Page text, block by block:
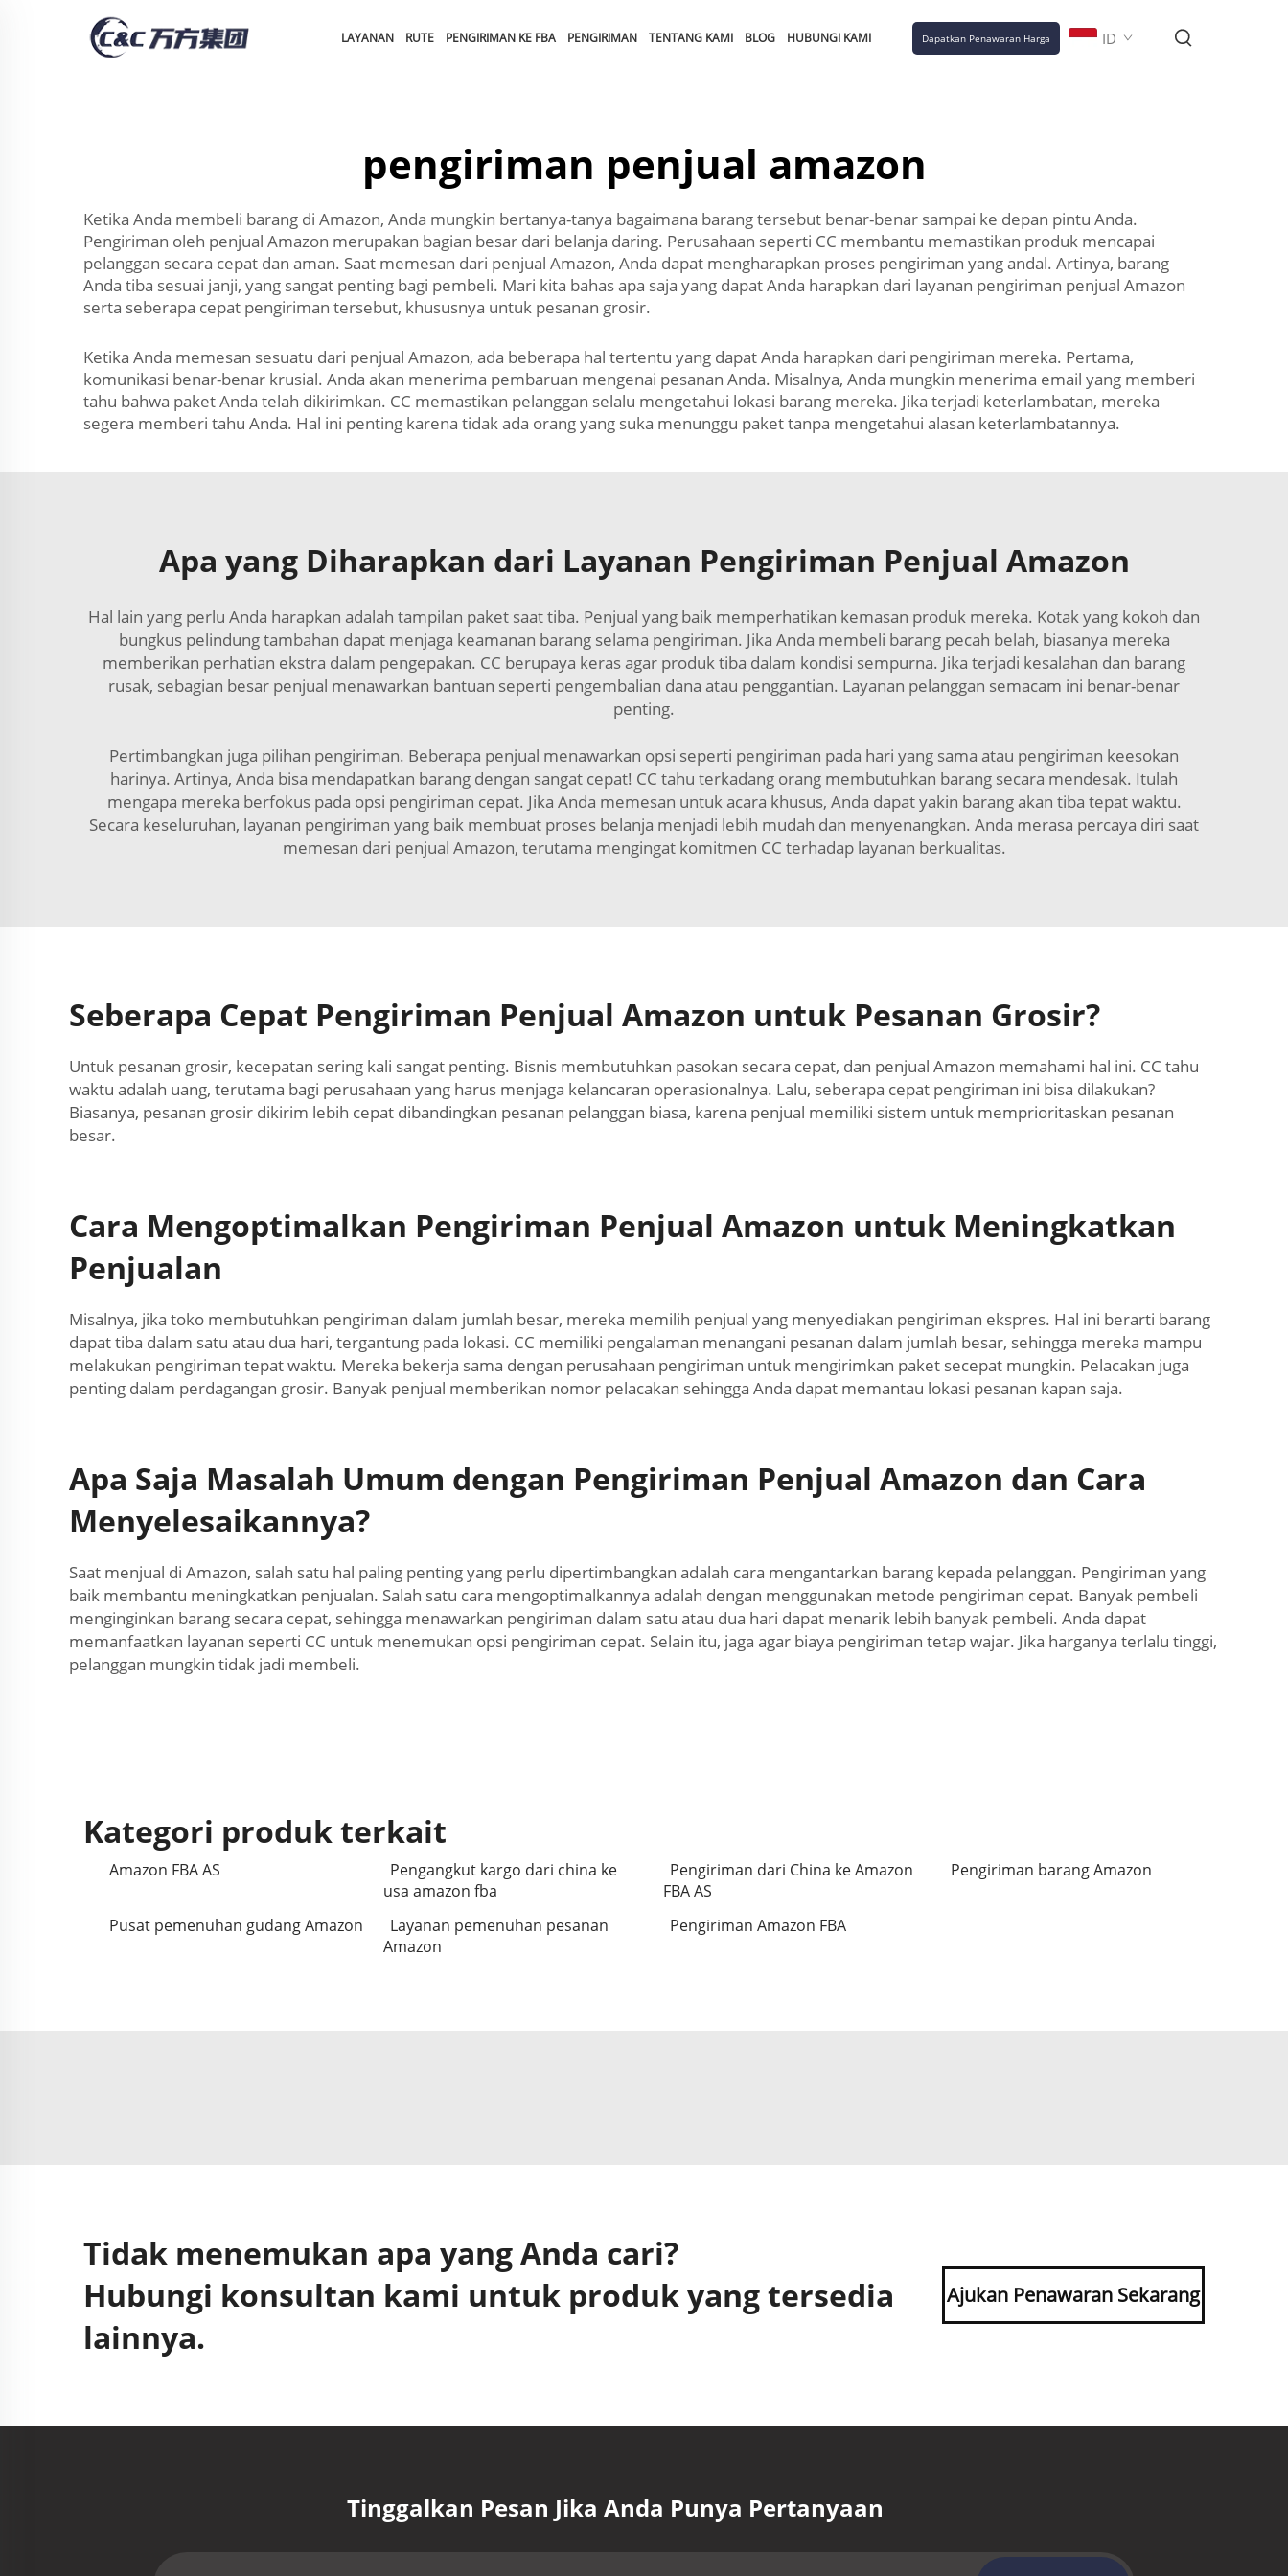
LAYANAN RUTE PENGIRIMAN KE FBA PENGIRIMAN TENTANG KAMI BLOG HUBUNGI KAMI Dapatkan Penawaran Harga ID
pengiriman penjual amazon
Ketika Anda membeli barang di Amazon, Anda mungkin bertanya-tanya bagaimana barang tersebut benar-benar sampai ke depan pintu Anda.
Pengiriman oleh penjual Amazon merupakan bagian besar dari belanja daring. Perusahaan seperti CC membantu memastikan produk mencapai
pelanggan secara cepat dan aman. Saat memesan dari penjual Amazon, Anda dapat mengharapkan proses pengiriman yang andal. Artinya, barang
Anda tiba sesuai janji, yang sangat penting bagi pembeli. Mari kita bahas apa saja yang dapat Anda harapkan dari layanan pengiriman penjual Amazon
serta seberapa cepat pengiriman tersebut, khususnya untuk pesanan grosir.
Ketika Anda memesan sesuatu dari penjual Amazon, ada beberapa hal tertentu yang dapat Anda harapkan dari pengiriman mereka. Pertama,
komunikasi benar-benar krusial. Anda akan menerima pembaruan mengenai pesanan Anda. Misalnya, Anda mungkin menerima email yang memberi
tahu bahwa paket Anda telah dikirimkan. CC memastikan pelanggan selalu mengetahui lokasi barang mereka. Jika terjadi keterlambatan, mereka
segera memberi tahu Anda. Hal ini penting karena tidak ada orang yang suka menunggu paket tanpa mengetahui alasan keterlambatannya.
Apa yang Diharapkan dari Layanan Pengiriman Penjual Amazon
Hal lain yang perlu Anda harapkan adalah tampilan paket saat tiba. Penjual yang baik memperhatikan kemasan produk mereka. Kotak yang kokoh dan
bungkus pelindung tambahan dapat menjaga keamanan barang selama pengiriman. Jika Anda membeli barang pecah belah, biasanya mereka
memberikan perhatian ekstra dalam pengepakan. CC berupaya keras agar produk tiba dalam kondisi sempurna. Jika terjadi kesalahan dan barang
rusak, sebagian besar penjual menawarkan bantuan seperti pengembalian dana atau penggantian. Layanan pelanggan semacam ini benar-benar
penting.
Pertimbangkan juga pilihan pengiriman. Beberapa penjual menawarkan opsi seperti pengiriman pada hari yang sama atau pengiriman keesokan
harinya. Artinya, Anda bisa mendapatkan barang dengan sangat cepat! CC tahu terkadang orang membutuhkan barang secara mendesak. Itulah
mengapa mereka berfokus pada opsi pengiriman cepat. Jika Anda memesan untuk acara khusus, Anda dapat yakin barang akan tiba tepat waktu.
Secara keseluruhan, layanan pengiriman yang baik membuat proses belanja menjadi lebih mudah dan menyenangkan. Anda merasa percaya diri saat
memesan dari penjual Amazon, terutama mengingat komitmen CC terhadap layanan berkualitas.
Seberapa Cepat Pengiriman Penjual Amazon untuk Pesanan Grosir?
Untuk pesanan grosir, kecepatan sering kali sangat penting. Bisnis membutuhkan pasokan secara cepat, dan penjual Amazon memahami hal ini. CC tahu
waktu adalah uang, terutama bagi perusahaan yang harus menjaga kelancaran operasionalnya. Lalu, seberapa cepat pengiriman ini bisa dilakukan?
Biasanya, pesanan grosir dikirim lebih cepat dibandingkan pesanan pelanggan biasa, karena penjual memiliki sistem untuk memprioritaskan pesanan
besar.
Cara Mengoptimalkan Pengiriman Penjual Amazon untuk Meningkatkan
Penjualan
Misalnya, jika toko membutuhkan pengiriman dalam jumlah besar, mereka memilih penjual yang menyediakan pengiriman ekspres. Hal ini berarti barang
dapat tiba dalam satu atau dua hari, tergantung pada lokasi. CC memiliki pengalaman menangani pesanan dalam jumlah besar, sehingga mereka mampu
melakukan pengiriman tepat waktu. Mereka bekerja sama dengan perusahaan pengiriman untuk mengirimkan paket secepat mungkin. Pelacakan juga
penting dalam perdagangan grosir. Banyak penjual memberikan nomor pelacakan sehingga Anda dapat memantau lokasi pesanan kapan saja.
Apa Saja Masalah Umum dengan Pengiriman Penjual Amazon dan Cara
Menyelesaikannya?
Saat menjual di Amazon, salah satu hal paling penting yang perlu dipertimbangkan adalah cara mengantarkan barang kepada pelanggan. Pengiriman yang
baik membantu meningkatkan penjualan. Salah satu cara mengoptimalkannya adalah dengan menggunakan metode pengiriman cepat. Banyak pembeli
menginginkan barang secara cepat, sehingga menawarkan pengiriman dalam satu atau dua hari dapat menarik lebih banyak pembeli. Anda dapat
memanfaatkan layanan seperti CC untuk menemukan opsi pengiriman cepat. Selain itu, jaga agar biaya pengiriman tetap wajar. Jika harganya terlalu tinggi,
pelanggan mungkin tidak jadi membeli.
Kategori produk terkait
Amazon FBA AS
Pengangkut kargo dari china ke
usa amazon fba
Pengiriman dari China ke Amazon
FBA AS
Pengiriman barang Amazon
Pusat pemenuhan gudang Amazon
Layanan pemenuhan pesanan
Amazon
Pengiriman Amazon FBA
Tidak menemukan apa yang Anda cari?
Hubungi konsultan kami untuk produk yang tersedia
lainnya.
Ajukan Penawaran Sekarang
Tinggalkan Pesan Jika Anda Punya Pertanyaan